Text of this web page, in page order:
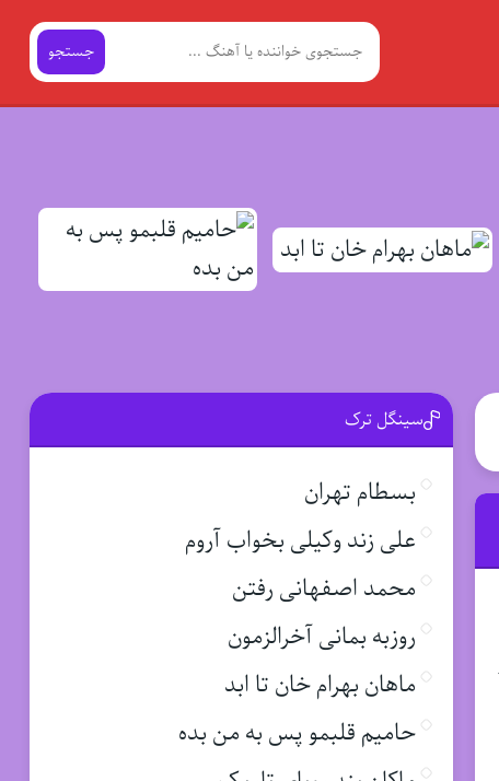
جستجو
سینگل ترک
بسطام تهران
علی زند وکیلی بخواب آروم
محمد اصفهانی رفتن
روزبه بمانی آخرالزمون
ماهان بهرام خان تا ابد
حامیم قلبمو پس به من بده